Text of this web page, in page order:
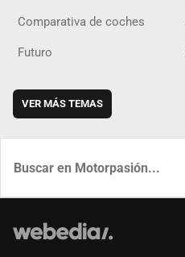
Comparativa de coches
Futuro
VER MÁS TEMAS